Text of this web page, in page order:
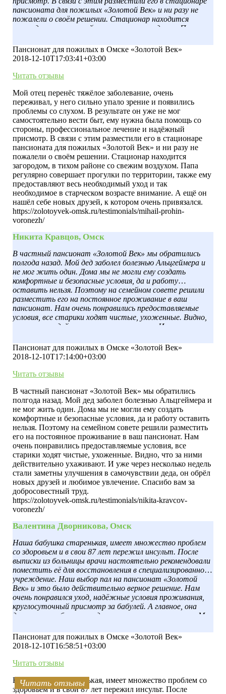
Читать отзывы
Читать отзывы
пансионата для пожилых «Золотой Век» и ни разу не
пожалели о своём решении. Стационар находится
загородом, в тихом районе со свежим воздухом. Папа
ему предоставляют весь необходимый уход и так
необходимое в старческом возрасте внимание. А ещё он
Читать отзывы
Пансионат для пожилых в Омске «Золотой Век»
2018-12-10T17:03:41+03:00
Читать отзывы
Мой отец перенёс тяжёлое заболевание, очень
переживал, у него сильно упало зрение и появились
проблемы со слухом. В результате он уже не мог
самостоятельно вести быт, ему нужна была помощь со
стороны, профессиональное лечение и надёжный
присмотр. В связи с этим разместили его в стационаре
пансионата для пожилых «Золотой Век» и ни разу не
пожалели о своём решении. Стационар находится
загородом, в тихом районе со свежим воздухом. Папа
регулярно совершает прогулки по территории, также ему
предоставляют весь необходимый уход и так
необходимое в старческом возрасте внимание. А ещё он
нашёл себе новых друзей, к котором очень привязался.
https://zolotoyvek-omsk.ru/testimonials/mihail-prohin-
voronezh/
Никита Кравцов, Омск
В частный пансионат «Золотой Век» мы обратились
полгода назад. Мой дед заболел болезнью Альцгеймера и
не мог жить один. Дома мы не могли ему создать
комфортные и безопасные условия, да и работу
оставить нельзя. Поэтому на семейном совете решили
разместить его на постоянное проживание в ваш
пансионат. Нам очень понравились предоставляемые
условия, все старики ходят чистые, ухоженные. Видно,
что за ними действительно ухаживают. И уже через
самочувствии деда, он обрёл новых друзей и любимое
увлечение. Спасибо вам за добросовестный труд.
Читать отзывы
Пансионат для пожилых в Омске «Золотой Век»
2018-12-10T17:14:00+03:00
Читать отзывы
В частный пансионат «Золотой Век» мы обратились
полгода назад. Мой дед заболел болезнью Альцгеймера и
не мог жить один. Дома мы не могли ему создать
комфортные и безопасные условия, да и работу оставить
нельзя. Поэтому на семейном совете решили разместить
его на постоянное проживание в ваш пансионат. Нам
очень понравились предоставляемые условия, все
старики ходят чистые, ухоженные. Видно, что за ними
действительно ухаживают. И уже через несколько недель
стали заметны улучшения в самочувствии деда, он обрёл
новых друзей и любимое увлечение. Спасибо вам за
добросовестный труд.
https://zolotoyvek-omsk.ru/testimonials/nikita-kravcov-
voronezh/
Валентина Дворникова, Омск
Наша бабушка старенькая, имеет множество проблем
со здоровьем и в свои 87 лет пережил инсульт. После
выписки из больницы врачи настоятельно рекомендовали
поместить её для восстановления в специализированное
учреждение. Наш выбор пал на пансионат «Золотой
Век» и это было действительно верное решение. Нам
очень понравился уход, надёжные условия проживания,
круглосуточный присмотр за бабулей. А главное, она
довольна, улыбается, ходит чистенькая, ухоженная. Мы
хочет остаться здесь, гулять на свежем воздухе, а не
находится в душной квартире. Спасибо вам большое за
Читать отзывы
Пансионат для пожилых в Омске «Золотой Век»
2018-12-10T16:58:51+03:00
Читать отзывы
Наша бабушка старенькая, имеет множество проблем со
здоровьем и в свои 87 лет пережил инсульт. После
Читать отзывы
Читать отзывы
Читать отзывы
Читать отзывы
Читать отзывы